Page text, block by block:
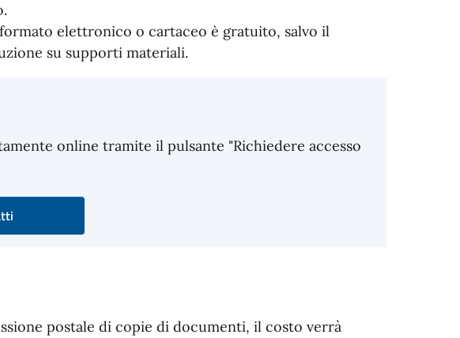
elettronico o cartaceo è gratuito, salvo il
su supporti materiali.
online tramite il pulsante "Richiedere accesso
postale di copie di documenti, il costo verrà